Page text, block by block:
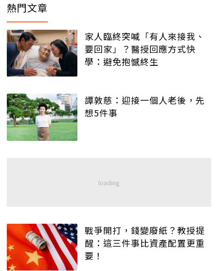
熱門文章
家人臨終突喊「有人來接我、
要回家」？醫授回應方式快
學：避免抱憾終生
譚敦慈：迎接一個人老後，先
想5件事
戰爭開打，錢變廢紙？教授提
醒：這三件事比資產配置更重
要！